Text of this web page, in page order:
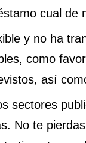
cual de
y no ha
como
así­
sectores
No te